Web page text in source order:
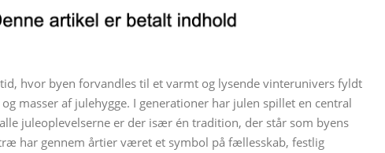
hvor byen forvandles til et varmt og lysende vinterunivers fyldt
masser af julehygge. I generationer har julen spillet en central
juleoplevelserne er der især én tradition, der står som byens
har gennem årtier været et symbol på fællesskab, festlig